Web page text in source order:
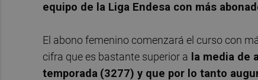
equipo de la Liga Endesa con más
El abono femenino comenzará el curso con
cifra que es bastante superior a la media de
temporada (3277) y que por lo tanto